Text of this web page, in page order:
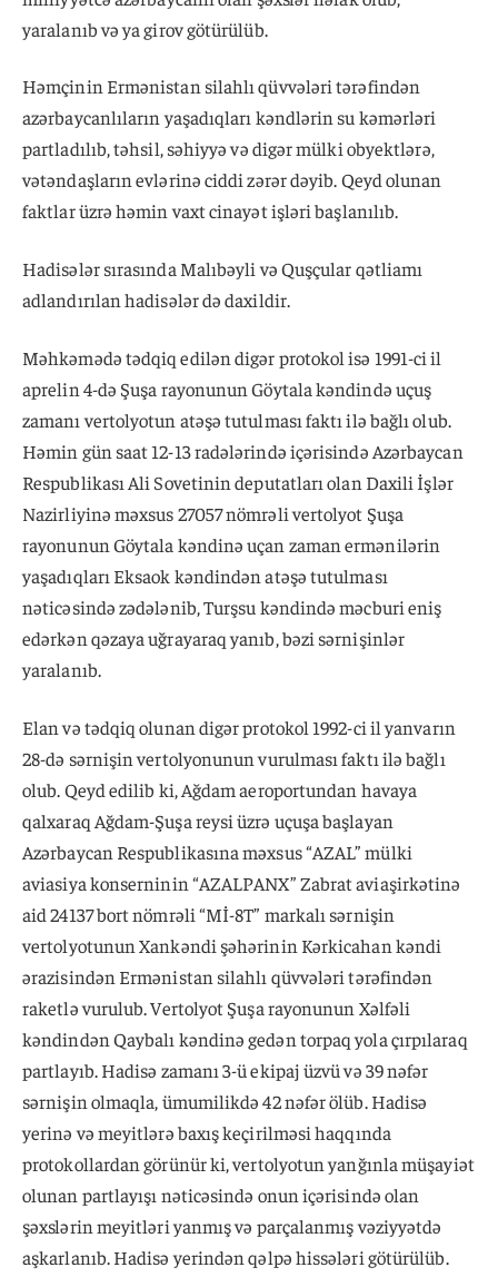
yaralanıb və ya girov götürülüb.
Həmçinin Ermənistan silahlı qüvvələri tərəfindən
azərbaycanlıların yaşadıqları kəndlərin su kəmərləri
partladılıb, təhsil, səhiyyə və digər mülki obyektlərə,
vətəndaşların evlərinə ciddi zərər dəyib. Qeyd olunan
faktlar üzrə həmin vaxt cinayət işləri başlanılıb.
Hadisələr sırasında Malıbəyli və Quşçular qətliamı
adlandırılan hadisələr də daxildir.
Məhkəmədə tədqiq edilən digər protokol isə 1991-ci il
aprelin 4-də Şuşa rayonunun Göytala kəndində uçuş
zamanı vertolyotun atəşə tutulması faktı ilə bağlı olub.
Həmin gün saat 12-13 radələrində içərisində Azərbaycan
Respublikası Ali Sovetinin deputatları olan Daxili İşlər
Nazirliyinə məxsus 27057 nömrəli vertolyot Şuşa
rayonunun Göytala kəndinə uçan zaman ermənilərin
yaşadıqları Eksaok kəndindən atəşə tutulması
nəticəsində zədələnib, Turşsu kəndində məcburi eniş
edərkən qəzaya uğrayaraq yanıb, bəzi sərnişinlər
yaralanıb.
Elan və tədqiq olunan digər protokol 1992-ci il yanvarın
28-də sərnişin vertolyonunun vurulması faktı ilə bağlı
olub. Qeyd edilib ki, Ağdam aeroportundan havaya
qalxaraq Ağdam-Şuşa reysi üzrə uçuşa başlayan
Azərbaycan Respublikasına məxsus “AZAL” mülki
aviasiya konserninin “AZALPANX” Zabrat aviaşirkətinə
aid 24137 bort nömrəli “Mİ-8T” markalı sərnişin
vertolyotunun Xankəndi şəhərinin Kərkicahan kəndi
ərazisindən Ermənistan silahlı qüvvələri tərəfindən
raketlə vurulub. Vertolyot Şuşa rayonunun Xəlfəli
kəndindən Qaybalı kəndinə gedən torpaq yola çırpılaraq
partlayıb. Hadisə zamanı 3-ü ekipaj üzvü və 39 nəfər
sərnişin olmaqla, ümumilikdə 42 nəfər ölüb. Hadisə
yerinə və meyitlərə baxış keçirilməsi haqqında
protokollardan görünür ki, vertolyotun yanğınla müşayiət
olunan partlayışı nəticəsində onun içərisində olan
şəxslərin meyitləri yanmış və parçalanmış vəziyyətdə
aşkarlanıb. Hadisə yerindən qəlpə hissələri götürülüb.